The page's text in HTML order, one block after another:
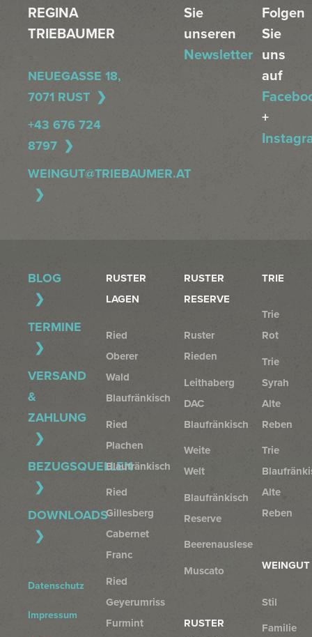
REGINA
TRIEBAUMER
NEUEGASSE 18,
7071 RUST
+43 676 724
8797
WEINGUT@TRIEBAUMER.AT
Sie
unseren
Newsletter
Folgen
Sie
uns
auf
+
BLOG
TERMINE
VERSAND
&
ZAHLUNG
BEZUGSQUELLEN
DOWNLOADS
Datenschutz
Impressum
RUSTER
LAGEN
Ried
Oberer
Wald
Blaufränkisch
Ried
Plachen
Blaufränkisch
Ried
Gillesberg
Cabernet
Franc
Ried
Geyerumriss
Furmint
RUSTER
RESERVE
Ruster
Rieden
Leithaberg
DAC
Blaufränkisch
Weite
Welt
Blaufränkisch
Reserve
Beerenauslese
Muscato
RUSTER
TRIE
Trie
Rot
Trie
Syrah
Alte
Reben
Trie
Alte
Reben
WEINGUT
Stil
Familie